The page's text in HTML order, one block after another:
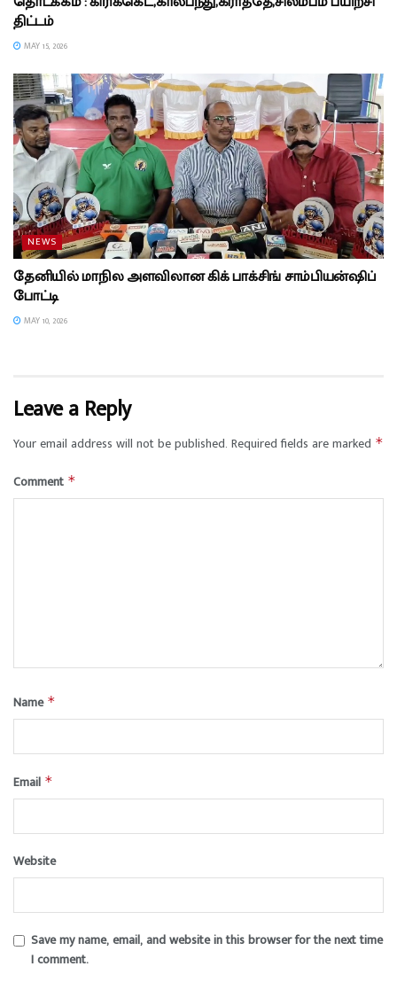
திட்டம்
MAY 15, 2026
NEWS
தேனியில் மாநில அளவிலான கிக் பாக்சிங் சாம்பியன்ஷிப்
போட்டி
MAY 10, 2026
Leave a Reply
Your email address will not be published. Required fields are marked *
Comment *
Name *
Email *
Website
Save my name, email, and website in this browser for the next time
I comment.